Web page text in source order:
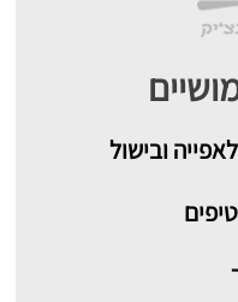
ובישול